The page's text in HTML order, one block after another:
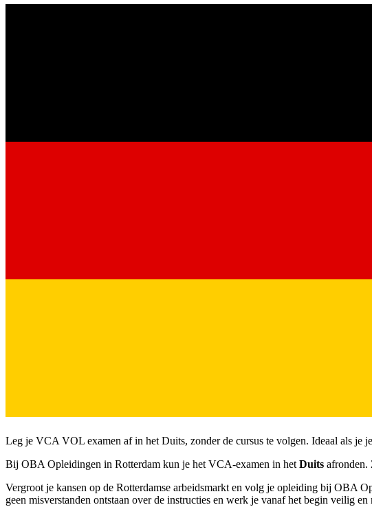
Leg je VCA VOL examen af in het Duits, zonder de cursus te volgen. Ideaal als je
Bij OBA Opleidingen in Rotterdam kun je het VCA-examen in het Duits afronden.
Vergroot je kansen op de Rotterdamse arbeidsmarkt en volg je opleiding bij OBA
geen misverstanden ontstaan over de instructies en werk je vanaf het begin veilig